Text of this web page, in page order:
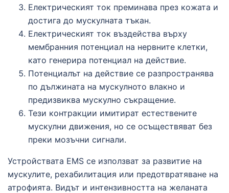
Електрическият ток преминава през кожата и
достига до мускулната тъкан.
Електрическият ток въздейства върху
мембранния потенциал на нервните клетки,
като генерира потенциал на действие.
Потенциалът на действие се разпространява
по дължината на мускулното влакно и
предизвиква мускулно съкращение.
Тези контракции имитират естествените
мускулни движения, но се осъществяват без
преки мозъчни сигнали.
Устройствата EMS се използват за развитие на
мускулите, рехабилитация или предотвратяване на
атрофията. Видът и интензивността на желаната